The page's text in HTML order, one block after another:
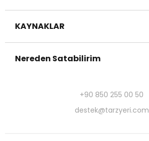
KAYNAKLAR
Nereden Satabilirim
+90 850 255 00 50
destek@tarzyeri.com